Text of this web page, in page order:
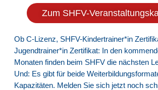
Zum SHFV-
Ob C-Lizenz, SHFV-Kindertrainer*in
Jugendtrainer*in Zertifikat: In den
Monaten finden beim SHFV die nächsten
Und: Es gibt für beide
Kapazitäten. Melden Sie sich jetzt noch